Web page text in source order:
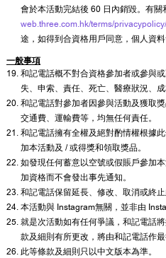
會於本活動完結後 60 日內銷毀。有
web.three.com.hk/terms/
途，如得到合資格用戶同意，個人資料
一般事項
和記電話概不對合資格參加者或參與
失、申索、責任、死亡、醫療狀況、
和記電話對參加者因參與活動及獲取
交通費、運輸費等，均無任何責任。
和記電話擁有全權及絕對酌情權根據
加本活動及 / 或得獎和領取獎品。
如發現任何蓄意以空號或假賬戶參加
加資格而不會發出事先通知。
和記電話保留延長、修改、取消或終
本活動與 Instagram無關，並非由
就是次活動如有任何爭議，和記電話
款及細則有所更改，將由和記電話作最
此等條款及細則只以中文版本為準。